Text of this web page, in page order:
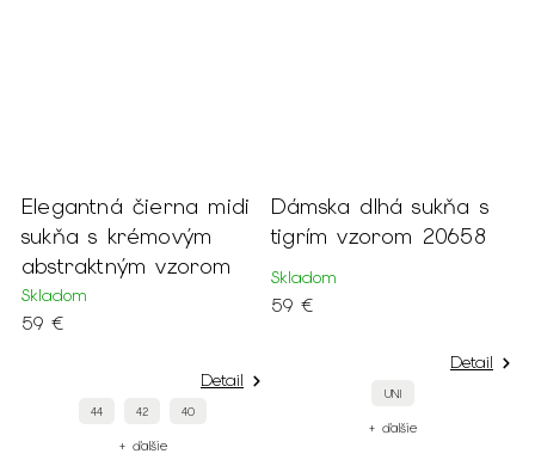
Elegantná čierna midi
sukňa s krémovým
abstraktným vzorom
Skladom
59 €
Detail
44 42 40
+ ďalšie
Dámska dlhá sukňa s
tigrím vzorom 20658
Skladom
59 €
Detail
UNI
+ ďalšie